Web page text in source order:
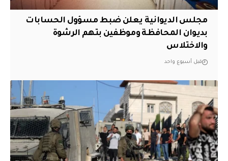
مجلس الديوانية يعلن ضبط مسؤول الحسابات
بديوان المحافظة وموظفين بتهم الرشوة
والاختلاس
قبل أسبوع واحد